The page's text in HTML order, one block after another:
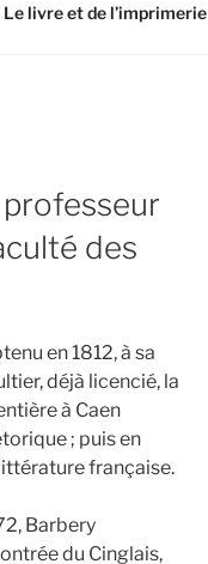
Le livre et de l’imprimerie
professeur
des
en 1812, à sa
déjà licencié, la
à Caen
; puis en
française.
Barbery
du Cinglais,